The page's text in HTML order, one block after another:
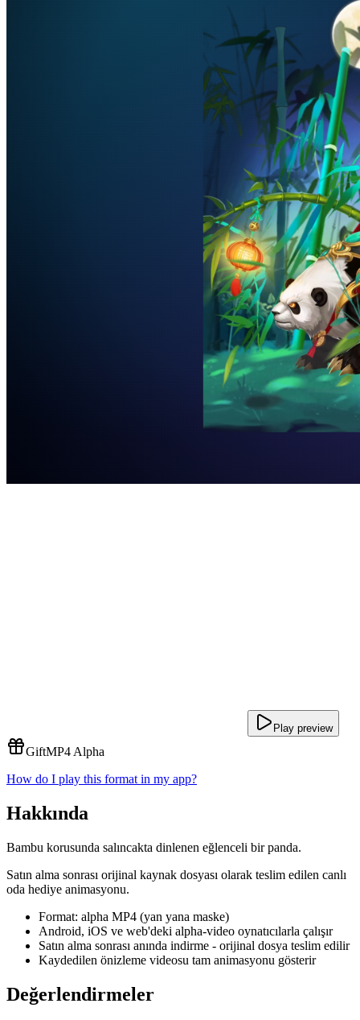
Play preview
GiftMP4 Alpha
How do I play this format in my app?
Hakkında
Bambu korusunda salıncakta dinlenen eğlenceli bir panda.
Satın alma sonrası orijinal kaynak dosyası olarak teslim edilen canlı
oda hediye animasyonu.
Format: alpha MP4 (yan yana maske)
Android, iOS ve web'deki alpha-video oynatıcılarla çalışır
Satın alma sonrası anında indirme - orijinal dosya teslim edilir
Kaydedilen önizleme videosu tam animasyonu gösterir
Değerlendirmeler